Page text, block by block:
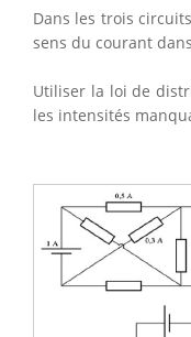
Dans les trois
sens du courant
Utiliser la loi de
les intensités